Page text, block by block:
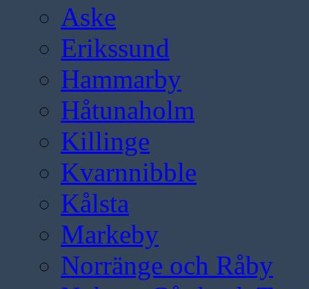
Aske
Erikssund
Hammarby
Håtunaholm
Killinge
Kvarnnibble
Kålsta
Markeby
Norränge och Råby